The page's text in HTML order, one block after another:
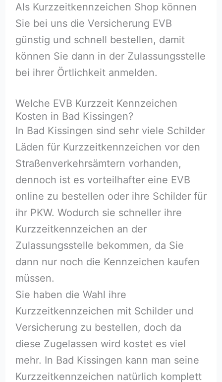
Als Kurzzeitkennzeichen Shop können
Sie bei uns die Versicherung EVB
günstig und schnell bestellen, damit
können Sie dann in der Zulassungsstelle
bei ihrer Örtlichkeit anmelden.
Welche EVB Kurzzeit Kennzeichen
Kosten in Bad Kissingen?
In Bad Kissingen sind sehr viele Schilder
Läden für Kurzzeitkennzeichen vor den
Straßenverkehrsämtern vorhanden,
dennoch ist es vorteilhafter eine EVB
online zu bestellen oder ihre Schilder für
ihr PKW. Wodurch sie schneller ihre
Kurzzeitkennzeichen an der
Zulassungsstelle bekommen, da Sie
dann nur noch die Kennzeichen kaufen
müssen.
Sie haben die Wahl ihre
Kurzzeitkennzeichen mit Schilder und
Versicherung zu bestellen, doch da
diese Zugelassen wird kostet es viel
mehr. In Bad Kissingen kann man seine
Kurzzeitkennzeichen natürlich komplett